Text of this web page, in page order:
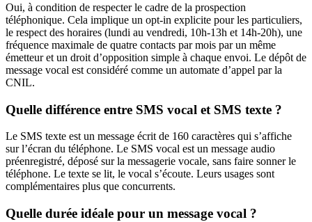
Oui, à condition de respecter le cadre de la prospection
téléphonique. Cela implique un opt-in explicite pour les particuliers,
le respect des horaires (lundi au vendredi, 10h-13h et 14h-20h), une
fréquence maximale de quatre contacts par mois par un même
émetteur et un droit d’opposition simple à chaque envoi. Le dépôt de
message vocal est considéré comme un automate d’appel par la
CNIL.
Quelle différence entre SMS vocal et SMS texte ?
Le SMS texte est un message écrit de 160 caractères qui s’affiche
sur l’écran du téléphone. Le SMS vocal est un message audio
préenregistré, déposé sur la messagerie vocale, sans faire sonner le
téléphone. Le texte se lit, le vocal s’écoute. Leurs usages sont
complémentaires plus que concurrents.
Quelle durée idéale pour un message vocal ?